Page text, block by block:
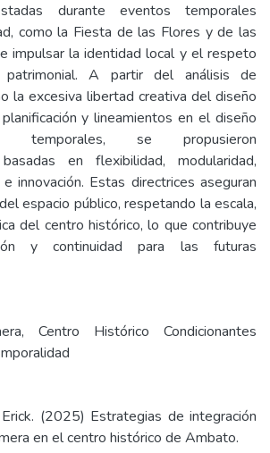
durante eventos temporales
como la Fiesta de las Flores y de las
impulsar la identidad local y el respeto
A partir del análisis de
la excesiva libertad creativa del diseño
y lineamientos en el diseño
temporales, se propusieron
basadas en flexibilidad, modularidad,
innovación. Estas directrices aseguran
espacio público, respetando la escala,
del centro histórico, lo que contribuye
y continuidad para las futuras
Centro Histórico Condicionantes
(2025) Estrategias de integración
en el centro histórico de Ambato.